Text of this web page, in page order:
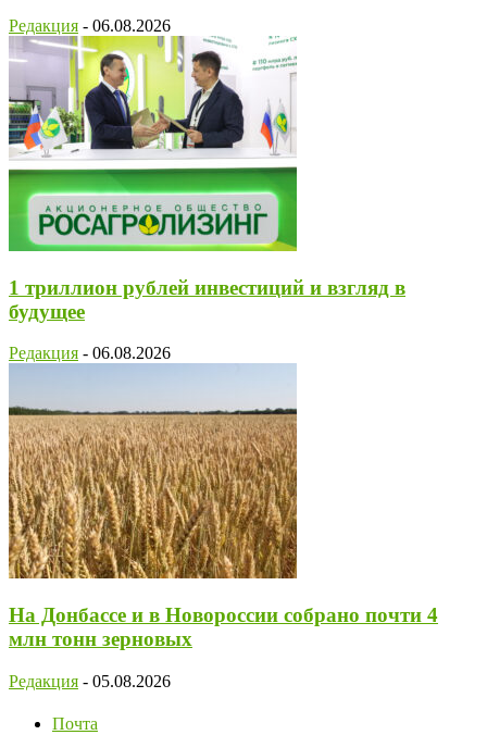
Редакция - 06.08.2026
1 триллион рублей инвестиций и взгляд в
будущее
Редакция - 06.08.2026
На Донбассе и в Новороссии собрано почти 4
млн тонн зерновых
Редакция - 05.08.2026
Почта